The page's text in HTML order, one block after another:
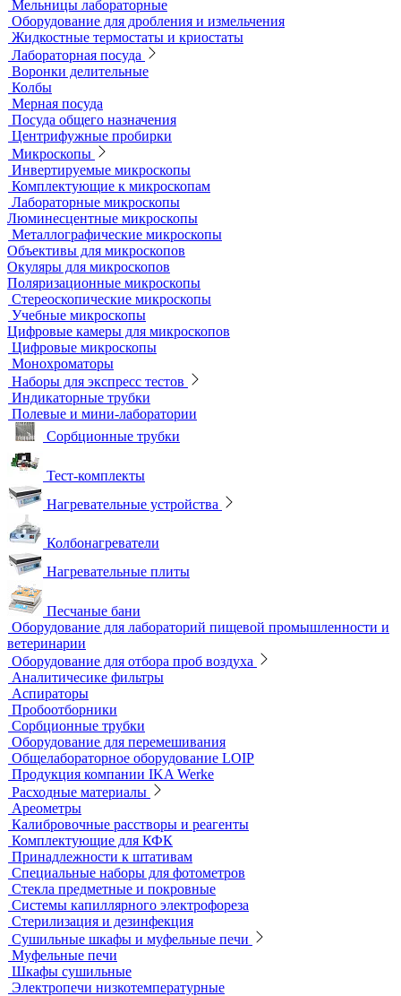
Деионизаторы
Системы отчистки воды
Гомогенизаторы
Диспергаторы
Дробильно-мельничное оборудование
Грохоты и рассевы
Лабораторные сита
Мельницы лабораторные
Оборудование для дробления и измельчения
Жидкостные термостаты и криостаты
Лабораторная посуда
Воронки делительные
Колбы
Мерная посуда
Посуда общего назначения
Центрифужные пробирки
Микроскопы
Инвертируемые микроскопы
Комплектующие к микроскопам
Лабораторные микроскопы
Люминесцентные микроскопы
Металлографические микроскопы
Объективы для микроскопов
Окуляры для микроскопов
Поляризационные микроскопы
Стереоскопические микроскопы
Учебные микроскопы
Цифровые камеры для микроскопов
Цифровые микроскопы
Монохроматоры
Наборы для экспресс тестов
Индикаторные трубки
Полевые и мини-лаборатории
Сорбционные трубки
Тест-комплекты
Нагревательные устройства
Колбонагреватели
Нагревательные плиты
Песчаные бани
Оборудование для лабораторий пищевой промышленности и
ветеринарии
Оборудование для отбора проб воздуха
Аналитичесике фильтры
Аспираторы
Пробоотборники
Сорбционные трубки
Оборудование для перемешивания
Общелабораторное оборудование LOIP
Продукция компании IKA Werke